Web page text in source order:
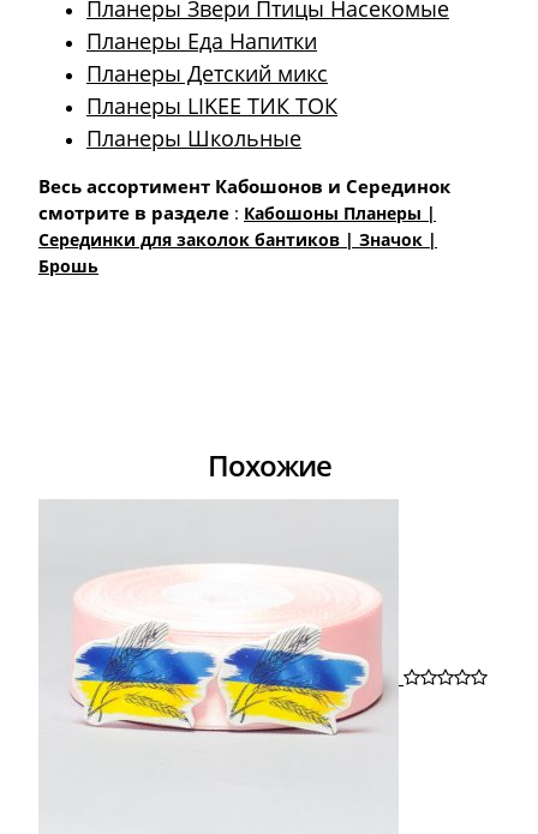
Планеры Звери Птицы Насекомые
Планеры Еда Напитки
Планеры Детский микс
Планеры LIKEE ТИК ТОК
Планеры Школьные
Весь ассортимент Кабошонов и Серединок
смотрите в разделе : Кабошоны Планеры |
Cерединки для заколок бантиков | Значок |
Брошь
Похожие